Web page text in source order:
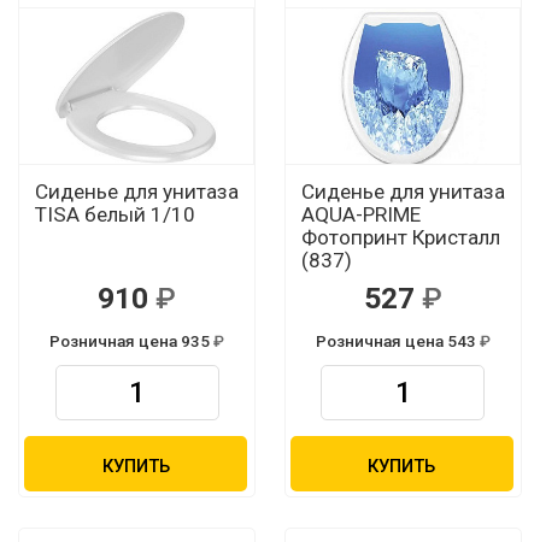
Сиденье для унитаза
TISA белый 1/10
910
Розничная цена 935
КУПИТЬ
Сиденье для унитаза
AQUA-PRIME
Фотопринт Кристалл
(837)
527
Розничная цена 543
КУПИТЬ